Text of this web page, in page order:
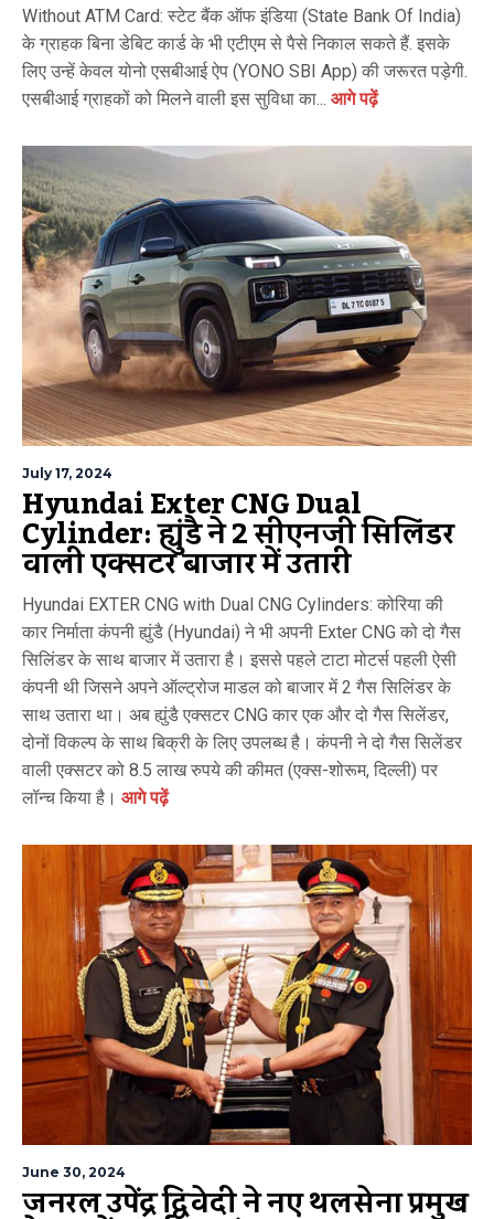
Without ATM Card: स्टेट बैंक ऑफ इंडिया (State Bank Of India)
के ग्राहक बिना डेबिट कार्ड के भी एटीएम से पैसे निकाल सकते हैं. इसके
लिए उन्हें केवल योनो एसबीआई ऐप (YONO SBI App) की जरूरत पड़ेगी.
एसबीआई ग्राहकों को मिलने वाली इस सुविधा का... आगे पढ़ें
July 17, 2024
Hyundai Exter CNG Dual
Cylinder: ह्युंडै ने 2 सीएनजी सिलिंडर
वाली एक्सटर बाजार में उतारी
Hyundai EXTER CNG with Dual CNG Cylinders: कोरिया की
कार निर्माता कंपनी ह्युंडै (Hyundai) ने भी अपनी Exter CNG को दो गैस
सिलिंडर के साथ बाजार में उतारा है। इससे पहले टाटा मोटर्स पहली ऐसी
कंपनी थी जिसने अपने ऑल्ट्रोज माडल को बाजार में 2 गैस सिलिंडर के
साथ उतारा था। अब ह्युंडै एक्सटर CNG कार एक और दो गैस सिलेंडर,
दोनों विकल्प के साथ बिक्री के लिए उपलब्ध है। कंपनी ने दो गैस सिलेंडर
वाली एक्सटर को 8.5 लाख रुपये की कीमत (एक्स-शोरूम, दिल्ली) पर
लॉन्च किया है। आगे पढ़ें
June 30, 2024
जनरल उपेंद्र द्विवेदी ने नए थलसेना प्रमुख